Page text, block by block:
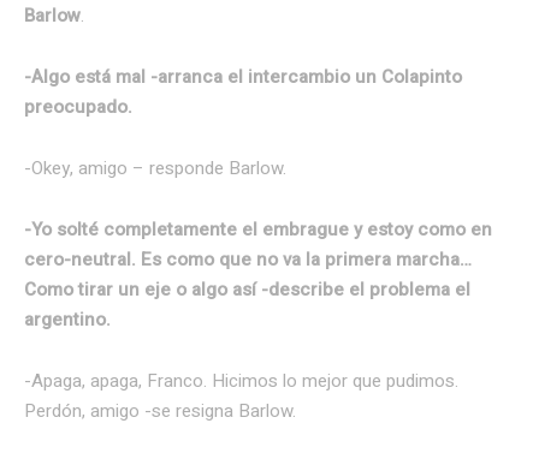
Barlow.
-Algo está mal -arranca el intercambio un Colapinto
preocupado.
-Okey, amigo – responde Barlow.
-Yo solté completamente el embrague y estoy como en
cero-neutral. Es como que no va la primera marcha…
Como tirar un eje o algo así -describe el problema el
argentino.
-Apaga, apaga, Franco. Hicimos lo mejor que pudimos.
Perdón, amigo -se resigna Barlow.